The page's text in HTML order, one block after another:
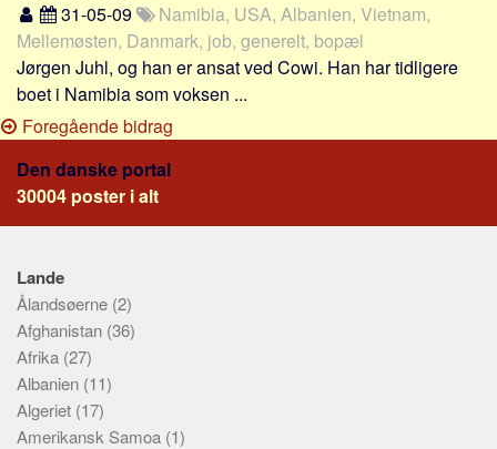
31-05-09
Namibia, USA, Albanien, Vietnam,
Mellemøsten, Danmark, job, generelt, bopæl
Jørgen Juhl, og han er ansat ved Cowi. Han har tidligere
boet i Namibia som voksen ...
Foregående bidrag
Den danske portal
30004 poster i alt
Lande
Ålandsøerne (2)
Afghanistan (36)
Afrika (27)
Albanien (11)
Algeriet (17)
Amerikansk Samoa (1)